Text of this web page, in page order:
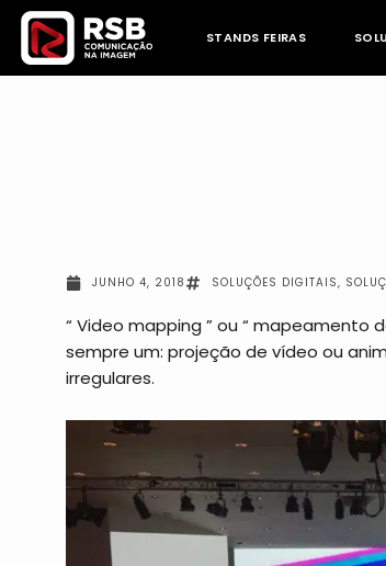
Skip
content
STANDS FEIRAS
JUNHO 4, 2018 SOLUÇÕES DIGITAIS,
“ Video mapping ” ou “ mapeamento
sempre um: projeção de vídeo ou
irregulares.